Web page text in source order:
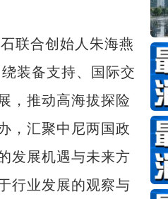
联合创始人朱海燕
装备支持、国际交
，推动高海拔探险
，汇聚中尼两国政
发展机遇与未来方
行业发展的观察与